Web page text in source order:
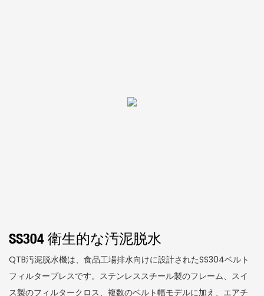
SS304 衛生的な汚泥脱水
QTB汚泥脱水機は、食品工場排水向けに設計されたSS304ベルト
フィルタープレスです。ステンレススチール製のフレーム、スイ
ス製のフィルタークロス、複数のベルト幅モデルに加え、エアチ